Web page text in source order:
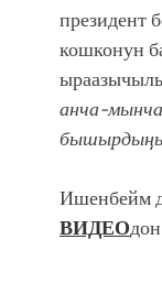
президент
кошконун
анча-
Ишенбейм
ВИДЕО